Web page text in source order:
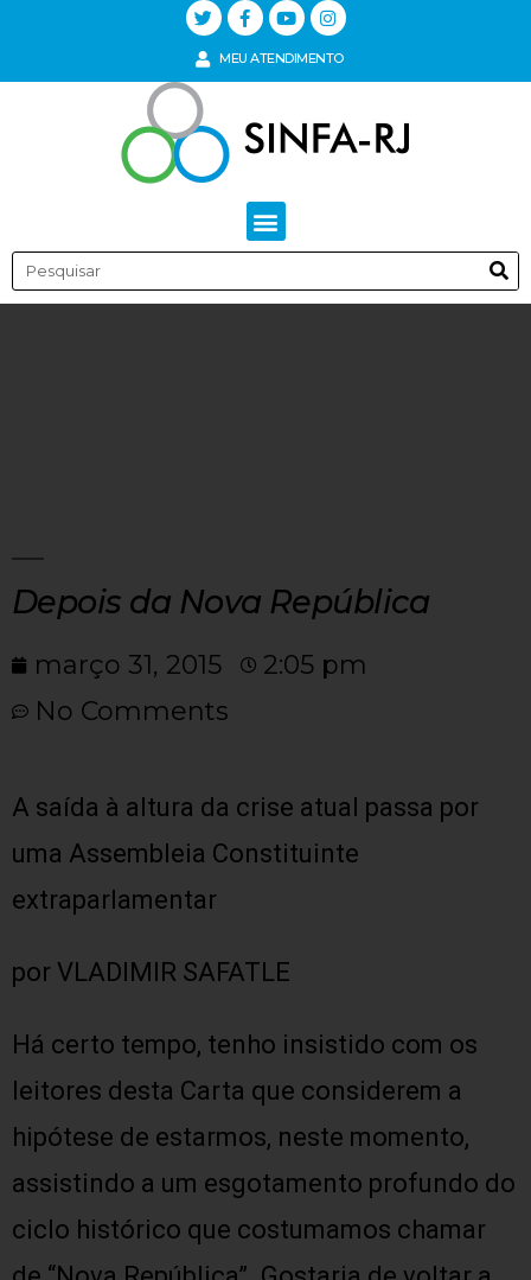
MEU ATENDIMENTO
Depois da Nova República
março 31, 2015
2:05 pm
No Comments
A saída à altura da crise atual passa por
uma Assembleia Constituinte
extraparlamentar
por VLADIMIR SAFATLE
Há certo tempo, tenho insistido com os
leitores desta Carta que considerem a
hipótese de estarmos, neste momento,
assistindo a um esgotamento profundo do
ciclo histórico que costumamos chamar